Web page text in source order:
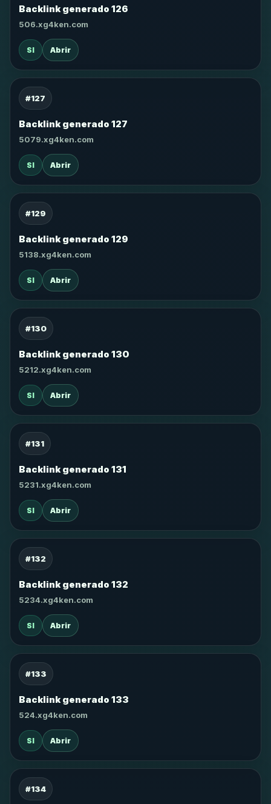
Backlink generado 126
506.xg4ken.com
SI Abrir
#127
Backlink generado 127
5079.xg4ken.com
SI Abrir
#129
Backlink generado 129
5138.xg4ken.com
SI Abrir
#130
Backlink generado 130
5212.xg4ken.com
SI Abrir
#131
Backlink generado 131
5231.xg4ken.com
SI Abrir
#132
Backlink generado 132
5234.xg4ken.com
SI Abrir
#133
Backlink generado 133
524.xg4ken.com
SI Abrir
#134